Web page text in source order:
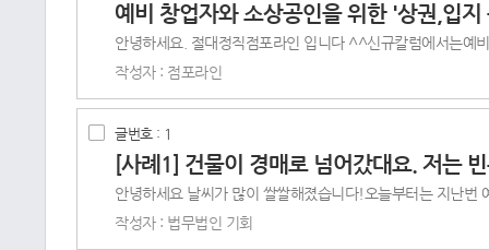
예비 창업자와 소상공인을 위한 '상권,입지
작성자 : 점포라인
글번호 : 1
[사례1] 건물이 경매로 넘어갔대요. 저는
작성자 : 법무법인 기회